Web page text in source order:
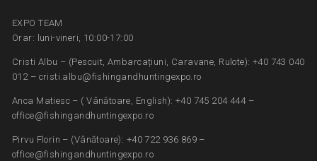
EXPO TEAM
Orar: luni-vineri, 10:00-17:00
Cristi Albu – (Pescuit, Ambarcațiuni, Caravane, Rulote): +40 743 040
012 – cristi.albu@fishingandhuntingexpo.ro
Anca Matiesc – ( Vânătoare, English): +40 745 204 444 –
office@fishingandhuntingexpo.ro
Pirvu Florin – (Vânătoare): +40 722 936 869 –
office@fishingandhuntingexpo.ro